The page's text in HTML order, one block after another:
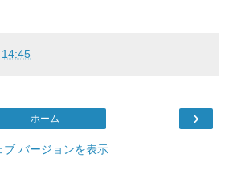
14:45
›
ホーム
ブ バージョンを表示